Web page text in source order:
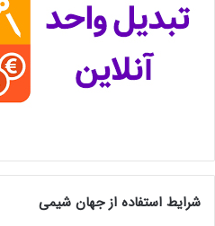
شرایط استفاده از جهان شیمی